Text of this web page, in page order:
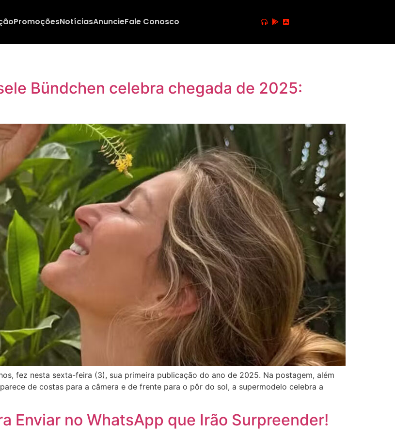
PromoçõesNotíciasAnuncieFale Conosco
Bündchen celebra chegada de 2025:
fez nesta sexta-feira (3), sua primeira publicação do ano de 2025. Na postagem, além
de costas para a câmera e de frente para o pôr do sol, a supermodelo celebra a
Enviar no WhatsApp que Irão Surpreender!